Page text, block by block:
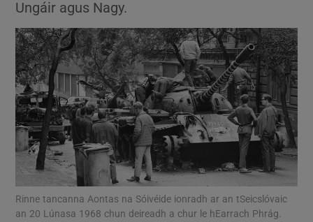
Show Motors sub sections
Show Podcasts sub sections
Ungáir agus Nagy.
Rinne tancanna Aontas na Sóivéide ionradh ar an tSeicslóvaic
an 20 Lúnasa 1968 chun deireadh a chur le hEarrach Phrág.